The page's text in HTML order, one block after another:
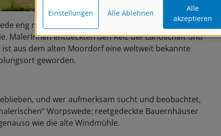
eng miteinander verbunden. Seit mehr als einem
MalerInnen entdeckten den Reiz der Landschaft und
aus dem alten Moordorf eine weltweit bekannte
geworden.
und wer aufmerksam sucht und beobachtet,
Worpswede: reetgedeckte Bauernhäuser
wie die alte Windmühle.
Einstellungen Alle Ablehnen
Alle
akzeptieren